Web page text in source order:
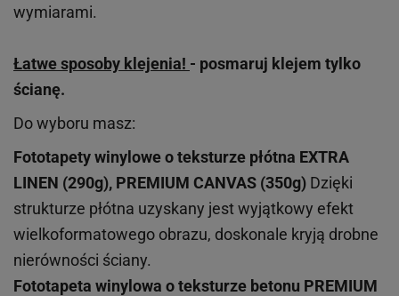
wymiarami.
Łatwe sposoby klejenia! - posmaruj klejem tylko
ścianę.
Do wyboru masz:
Fototapety winylowe oteksturze płótna EXTRA
LINEN (290g), PREMIUM CANVAS (350g) Dzięki
strukturze płótna uzyskany jest wyjątkowy efekt
wielkoformatowego obrazu, doskonale kryją drobne
nierówności ściany.
Fototapeta winylowa oteksturze betonu PREMIUM